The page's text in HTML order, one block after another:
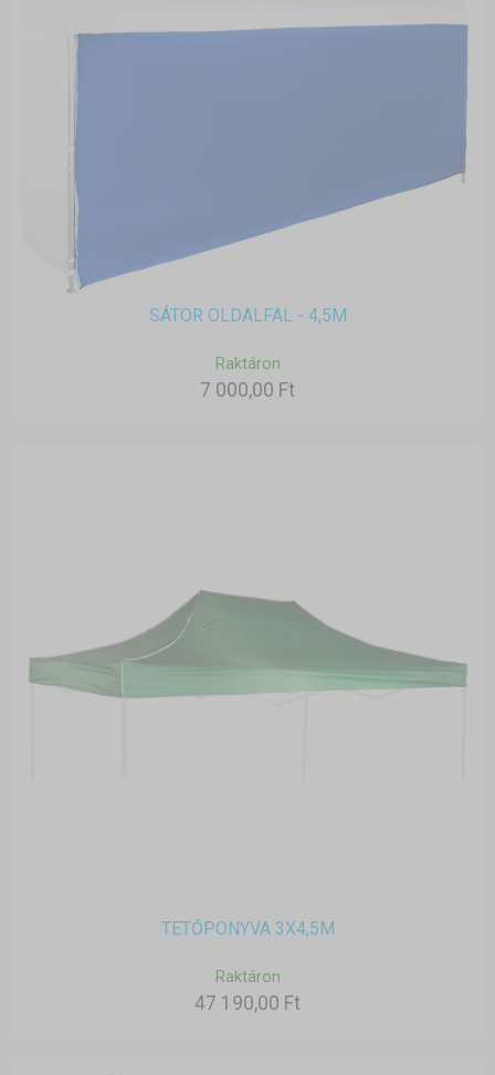
SÁTOR OLDALFAL - 4,5M
Raktáron
7 000,00 Ft
TETŐPONYVA 3X4,5M
Raktáron
47 190,00 Ft